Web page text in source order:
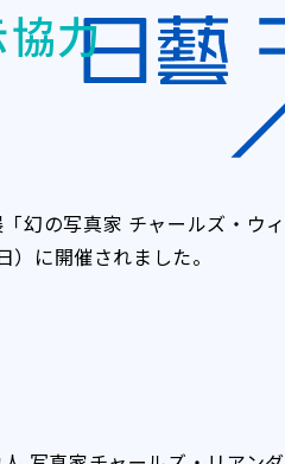
力
幻の写真家 チャールズ・ウ
に開催されました。